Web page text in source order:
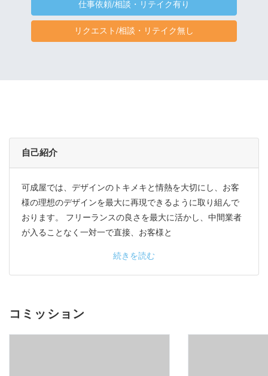
仕事依頼/相談・リテイク有り
リクエスト/相談・リテイク無し
自己紹介
可成屋では、デザインのトキメキと情熱を大切にし、お客
様の理想のデザインを最大に再現できるように取り組んで
おります。 フリーランスの良さを最大に活かし、中間業者
が入ることなく一対一で直接、お客様と
続きを読む
コミッション